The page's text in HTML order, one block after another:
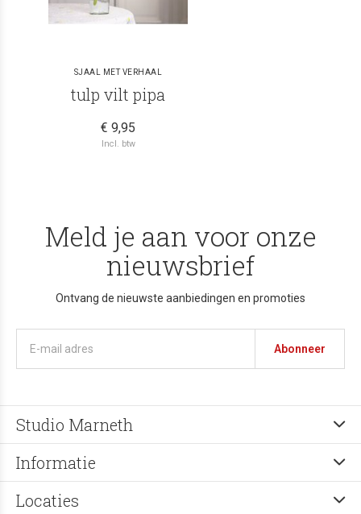
SJAAL MET VERHAAL
tulp vilt pipa
€ 9,95
Incl. btw
Meld je aan voor onze
nieuwsbrief
Ontvang de nieuwste aanbiedingen en promoties
Abonneer
Studio Marneth
Informatie
Locaties